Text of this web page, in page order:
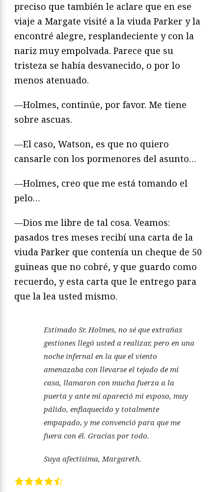
preciso que también le aclare que en ese
viaje a Margate visité a la viuda Parker y la
encontré alegre, resplandeciente y con la
nariz muy empolvada. Parece que su
tristeza se había desvanecido, o por lo
menos atenuado.
—Holmes, continúe, por favor. Me tiene
sobre ascuas.
—El caso, Watson, es que no quiero
cansarle con los pormenores del asunto…
—Holmes, creo que me está tomando el
pelo…
—Dios me libre de tal cosa. Veamos:
pasados tres meses recibí una carta de la
viuda Parker que contenía un cheque de 50
guineas que no cobré, y que guardo como
recuerdo, y esta carta que le entrego para
que la lea usted mismo.
Estimado Sr. Holmes, no sé que extrañas
gestiones llegó usted a realizar, pero en una
noche infernal en la que el viento
amenazaba con llevarse el tejado de mi
casa, llamaron con mucha fuerza a la
puerta y ante mí apareció mi esposo, muy
pálido, enflaquecido y totalmente
empapado, y me convenció para que me
fuera con él. Gracias por todo.
Suya afectísima, Margareth.